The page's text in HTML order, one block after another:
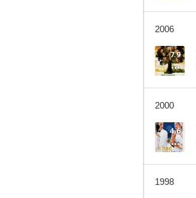
2006
7.9
2000
4.6
1998